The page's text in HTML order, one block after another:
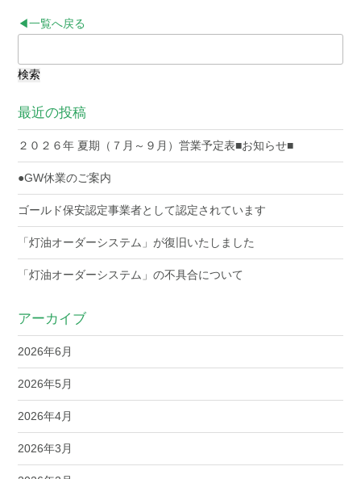
◀一覧へ戻る
索:
最近の投稿
２０２６年 夏期（７月～９月）営業予定表■お知らせ■
●GW休業のご案内
ゴールド保安認定事業者として認定されています
「灯油オーダーシステム」が復旧いたしました
「灯油オーダーシステム」の不具合について
アーカイブ
2026年6月
2026年5月
2026年4月
2026年3月